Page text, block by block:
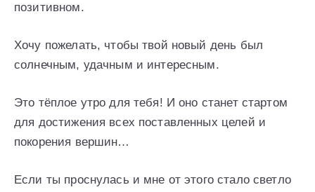
позитивном.
Хочу пожелать, чтобы твой новый день был
солнечным, удачным и интересным.
Это тёплое утро для тебя! И оно станет стартом
для достижения всех поставленных целей и
покорения вершин…
Если ты проснулась и мне от этого стало светло